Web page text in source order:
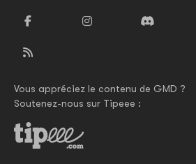
Vous appréciez le contenu de GMD ?
Soutenez-nous sur Tipeee :